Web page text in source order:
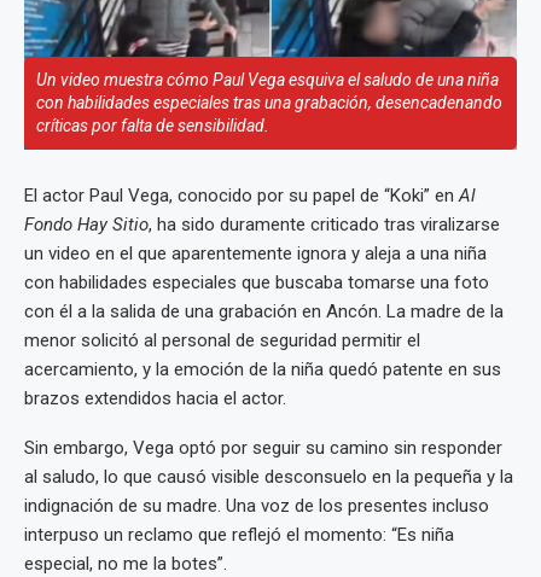
Un video muestra cómo Paul Vega esquiva el saludo de una niña
con habilidades especiales tras una grabación, desencadenando
críticas por falta de sensibilidad.
El actor Paul Vega, conocido por su papel de “Koki” enAl
Fondo Hay Sitio, ha sido duramente criticado tras viralizarse
un video en el que aparentemente ignora y aleja a una niña
con habilidades especiales que buscaba tomarse una foto
con él a la salida de una grabación en Ancón. La madre de la
menor solicitó al personal de seguridad permitir el
acercamiento, y la emoción de la niña quedó patente en sus
brazos extendidos hacia el actor.
Sin embargo, Vega optó por seguir su camino sin responder
al saludo, lo que causó visible desconsuelo en la pequeña y la
indignación de su madre. Una voz de los presentes incluso
interpuso un reclamo que reflejó el momento: “Es niña
especial, no me la botes”.